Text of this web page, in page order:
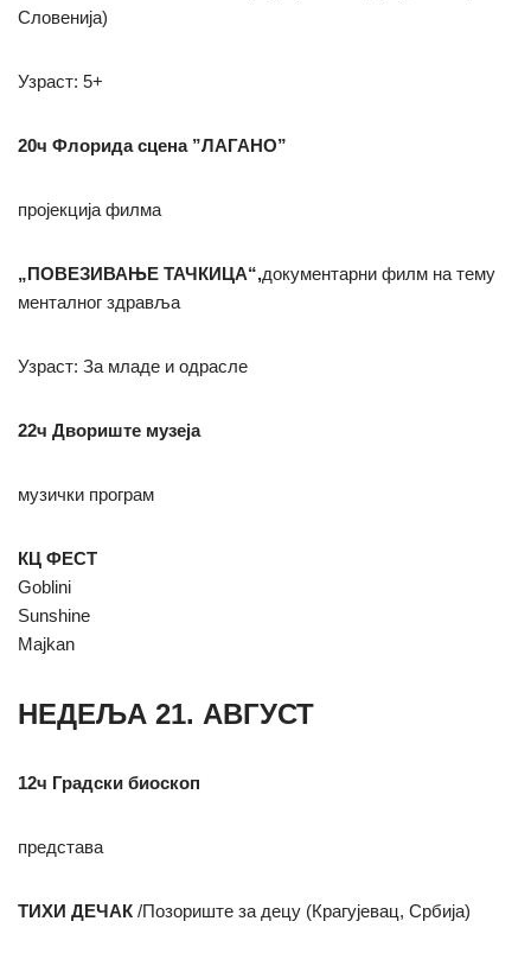
Словенија)
Узраст: 5+
20ч Флорида сцена ”ЛАГАНО”
пројекција филма
„ПОВЕЗИВАЊЕ ТАЧКИЦА“,документарни филм на тему
менталног здравља
Узраст: За младе и одрасле
22ч Двориште музеја
музички програм
КЦ ФЕСТ
Goblini
Sunshine
Majkan
НЕДЕЉА 21. АВГУСТ
12ч Градски биоскоп
представа
TИХИ ДЕЧАК /Позориште за децу (Крагујевац, Србија)